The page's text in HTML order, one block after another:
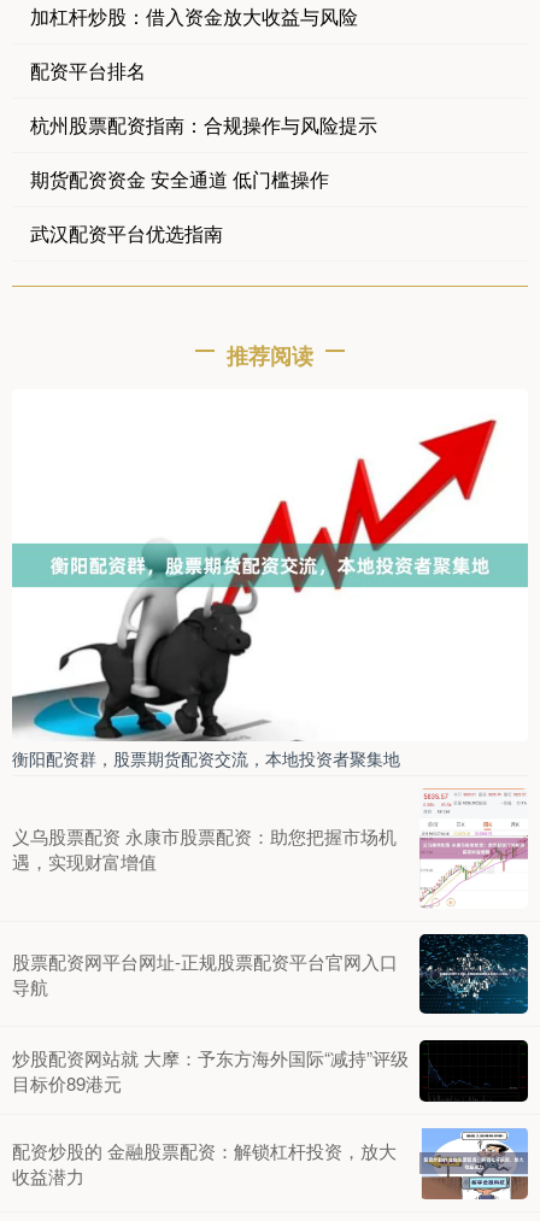
加杠杆炒股：借入资金放大收益与风险
配资平台排名
杭州股票配资指南：合规操作与风险提示
期货配资资金 安全通道 低门槛操作
武汉配资平台优选指南
推荐阅读
衡阳配资群，股票期货配资交流，本地投资者聚集地
义乌股票配资 永康市股票配资：助您把握市场机
遇，实现财富增值
股票配资网平台网址-正规股票配资平台官网入口
导航
炒股配资网站就 大摩：予东方海外国际“减持”评级
目标价89港元
配资炒股的 金融股票配资：解锁杠杆投资，放大
收益潜力